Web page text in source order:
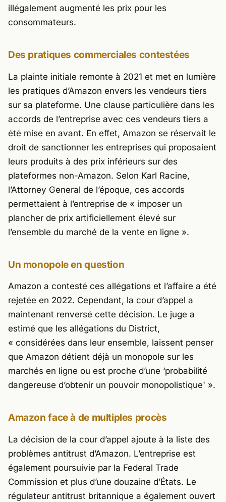
illégalement augmenté les prix pour les
consommateurs.
Des pratiques commerciales contestées
La plainte initiale remonte à 2021 et met en lumière
les pratiques d’Amazon envers les vendeurs tiers
sur sa plateforme. Une clause particulière dans les
accords de l’entreprise avec ces vendeurs tiers a
été mise en avant. En effet, Amazon se réservait le
droit de sanctionner les entreprises qui proposaient
leurs produits à des prix inférieurs sur des
plateformes non-Amazon. Selon Karl Racine,
l’Attorney General de l’époque, ces accords
permettaient à l’entreprise de « imposer un
plancher de prix artificiellement élevé sur
l’ensemble du marché de la vente en ligne ».
Un monopole en question
Amazon a contesté ces allégations et l’affaire a été
rejetée en 2022. Cependant, la cour d’appel a
maintenant renversé cette décision. Le juge a
estimé que les allégations du District,
« considérées dans leur ensemble, laissent penser
que Amazon détient déjà un monopole sur les
marchés en ligne ou est proche d’une ‘probabilité
dangereuse d’obtenir un pouvoir monopolistique' ».
Amazon face à de multiples procès
La décision de la cour d’appel ajoute à la liste des
problèmes antitrust d’Amazon. L’entreprise est
également poursuivie par la Federal Trade
Commission et plus d’une douzaine d’États. Le
régulateur antitrust britannique a également ouvert